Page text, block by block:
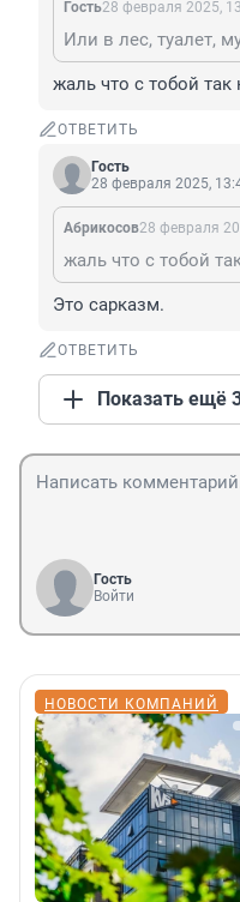
Гость28 февраля 2025,
Или в лес, туалет,
жаль что с тобой так
ОТВЕТИТЬ
Гость
28 февраля 2025,
Абрикосов28 февраля
жаль что с тобой
Это сарказм.
ОТВЕТИТЬ
Показать ещё
Гость
Войти
НОВОСТИ КОМПАНИЙ